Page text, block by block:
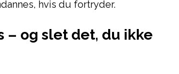
hvis du fortryder.
– og slet det, du ikke